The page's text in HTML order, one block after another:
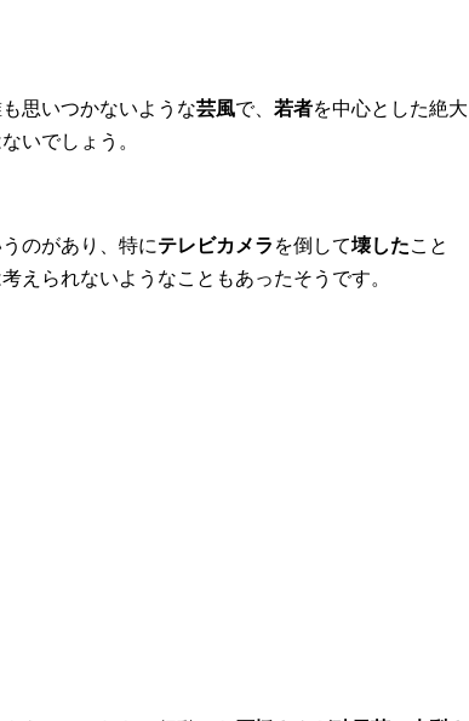
思いつかないような芸風で、 若者を中心とした絶大
いでしょう。
のがあり、特にテレビカメラ を倒して壊したこと
えられないようなこともあったそうです。